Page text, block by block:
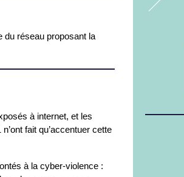
du réseau proposant la
à internet, et les
fait qu’accentuer cette
à la cyber-violence :